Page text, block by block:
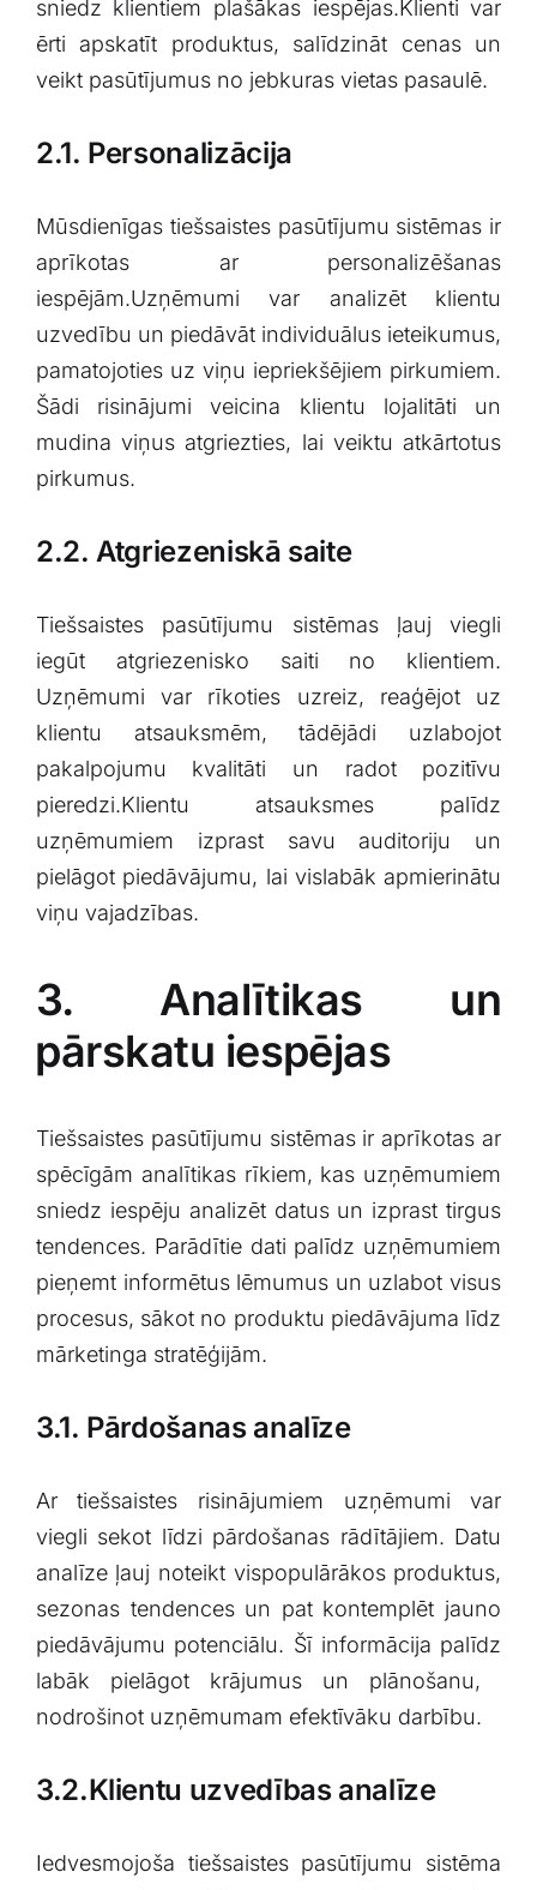
sniedz klientiem plašākas iespējas.Klienti var
ērti apskatīt produktus, salīdzināt cenas un
veikt pasūtījumus no jebkuras‌ vietas pasaulē.
2.1. Personalizācija
Mūsdienīgas tiešsaistes pasūtījumu sistēmas ir
aprīkotas ar personalizēšanas
iespējām.Uzņēmumi var analizēt klientu
uzvedību un piedāvāt individuālus ieteikumus,
pamatojoties uz viņu iepriekšējiem pirkumiem.
Šādi risinājumi veicina klientu lojalitāti un⁣
mudina viņus atgriezties, lai veiktu atkārtotus
pirkumus.
2.2. Atgriezeniskā‌ saite
Tiešsaistes pasūtījumu sistēmas ļauj viegli
iegūt atgriezenisko ‍saiti no klientiem.
Uzņēmumi var rīkoties uzreiz, reaģējot uz
klientu atsauksmēm, tādējādi ⁤uzlabojot
pakalpojumu kvalitāti un radot pozitīvu
⁢pieredzi.Klientu atsauksmes palīdz
uzņēmumiem⁣ izprast savu auditoriju un
pielāgot piedāvājumu, ⁤lai vislabāk apmierinātu
viņu vajadzības.
3. Analītikas un
⁢pārskatu iespējas
Tiešsaistes pasūtījumu sistēmas ir aprīkotas ar
spēcīgām analītikas rīkiem, kas uzņēmumiem
sniedz iespēju analizēt datus un izprast tirgus
tendences. Parādītie dati palīdz uzņēmumiem
pieņemt informētus lēmumus ​un uzlabot visus
procesus, sākot no produktu piedāvājuma ⁤līdz
mārketinga stratēģijām.
3.1. Pārdošanas analīze
Ar⁤ tiešsaistes risinājumiem uzņēmumi var
viegli sekot līdzi pārdošanas rādītājiem. Datu
analīze ļauj noteikt vispopulārākos produktus,
sezonas tendences⁤ un pat​ kontemplēt jauno
⁣piedāvājumu potenciālu. Šī ⁣informācija palīdz
labāk​ pielāgot krājumus un plānošanu, ​
nodrošinot uzņēmumam efektīvāku darbību.
3.2.Klientu uzvedības analīze
Iedvesmojoša tiešsaistes pasūtījumu sistēma